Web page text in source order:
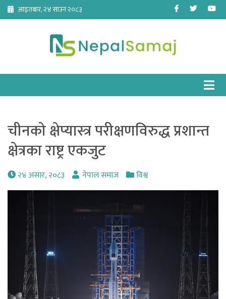
Skip
content
आइतबार, २४ साउन २०८३ Facebook
Twitter
चीनको क्षेप्यास्त्र परीक्षणविरुद्ध प्रशान्त
क्षेत्रका राष्ट्र एकजुट
२४ असार, २०८३ नेपाल समाज विश्व